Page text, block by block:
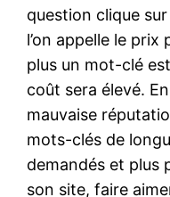
question clique
l’on appelle le prix
plus un mot-clé
coût sera élevé.
mauvaise
mots-clés de
demandés et plus
son site, faire